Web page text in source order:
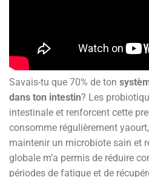
Savais-tu que 70% de ton
dans ton intestin? Les
intestinale et renforcent cette
consomme régulièrement
maintenir un microbiote sain et
globale m’a permis de réduire
périodes de fatigue et de